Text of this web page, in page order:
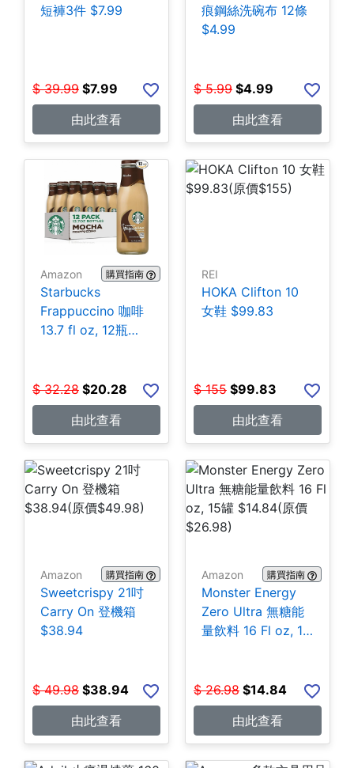
短褲3件 $7.99
$ 39.99 $7.99
由此查看
痕鋼絲洗碗布 12條
$4.99
$ 5.99 $4.99
由此查看
Amazon 購買指南
Starbucks
Frappuccino 咖啡
13.7 fl oz, 12瓶
$ 32.28 $20.28
由此查看
REI
HOKA Clifton 10
女鞋 $99.83
$ 155 $99.83
由此查看
Amazon 購買指南
Sweetcrispy 21吋
Carry On 登機箱
$38.94
$ 49.98 $38.94
由此查看
Amazon 購買指南
Monster Energy
Zero Ultra 無糖能
量飲料 16 Fl oz, 15
$ 26.98 $14.84
由此查看